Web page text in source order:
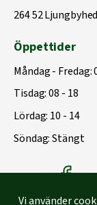
264 52 Ljungbyhed
Öppettider
Måndag - Fredag:
Tisdag: 08 - 18
Lördag: 10 - 14
Söndag: Stängt
Träbolagets